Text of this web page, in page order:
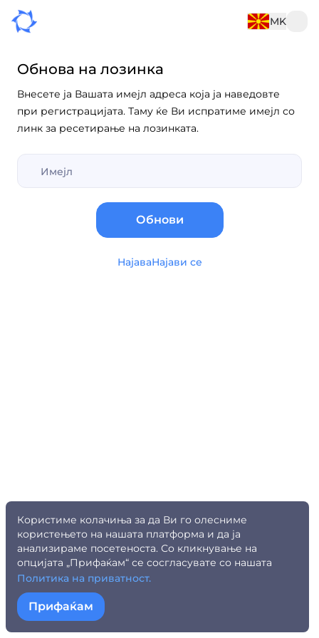
Користиме колачиња за да Ви го олесниме
користењето на нашата платформа и да ја
анализираме посетеноста. Со кликнување на
опцијата „Прифаќам“ се сосгласувате со нашата
Политика на приватност.
Прифаќам
MK
Обнова на лозинка
Внесете ја Вашата имејл адреса која ја наведовте
при регистрацијата. Таму ќе Ви испратиме имејл со
линк за ресетирање на лозинката.
Обнови
НајаваНајави се